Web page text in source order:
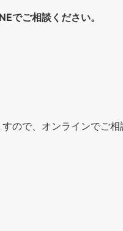
でご相談ください。
ので、オンラインでご相